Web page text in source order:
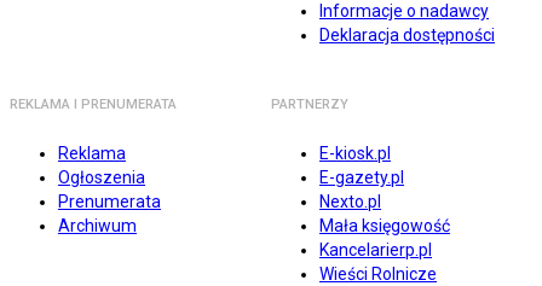
Informacje o nadawcy
Deklaracja dostępności
REKLAMA I PRENUMERATA
Reklama
Ogłoszenia
Prenumerata
Archiwum
PARTNERZY
E-kiosk.pl
E-gazety.pl
Nexto.pl
Mała księgowość
Kancelarierp.pl
Wieści Rolnicze